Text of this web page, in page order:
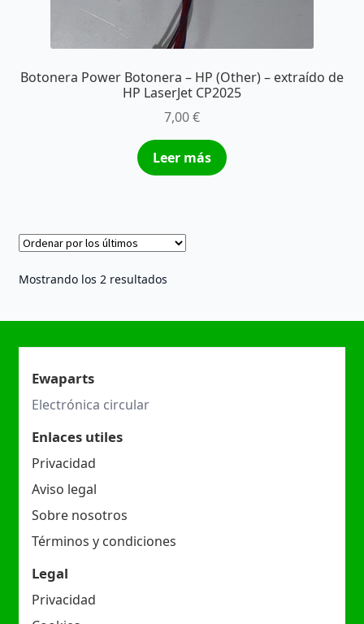
Botonera Power Botonera – HP (Other) – extraído de
HP LaserJet CP2025
7,00€
Leer más
Mostrando los 2 resultadosOrdenado
Ewaparts
Electrónica circular
Enlaces utiles
Privacidad
Aviso legal
Sobre nosotros
Términos y condiciones
Legal
Privacidad